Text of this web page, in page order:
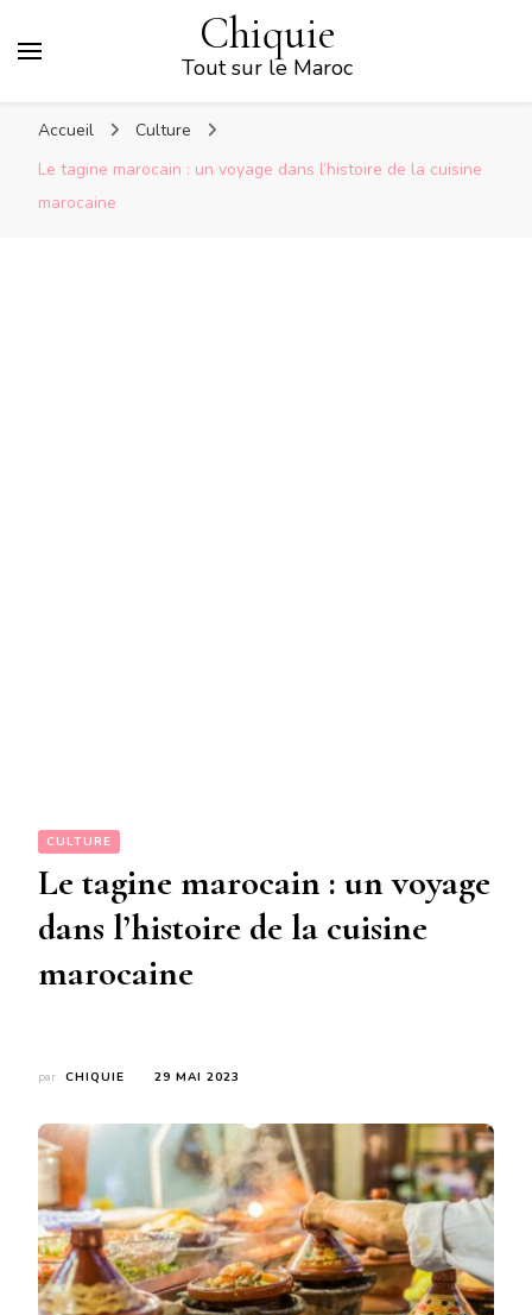
Chiquie
Tout sur le Maroc
Accueil
Culture
Le tagine marocain : un voyage dans l’histoire de la cuisine
marocaine
CULTURE
Le tagine marocain : un voyage
dans l’histoire de la cuisine
marocaine
par CHIQUIE 29 MAI 2023